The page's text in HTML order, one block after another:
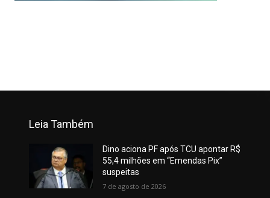
Leia Também
Dino aciona PF após TCU apontar R$
55,4 milhões em “Emendas Pix”
suspeitas
7 de agosto de 2026